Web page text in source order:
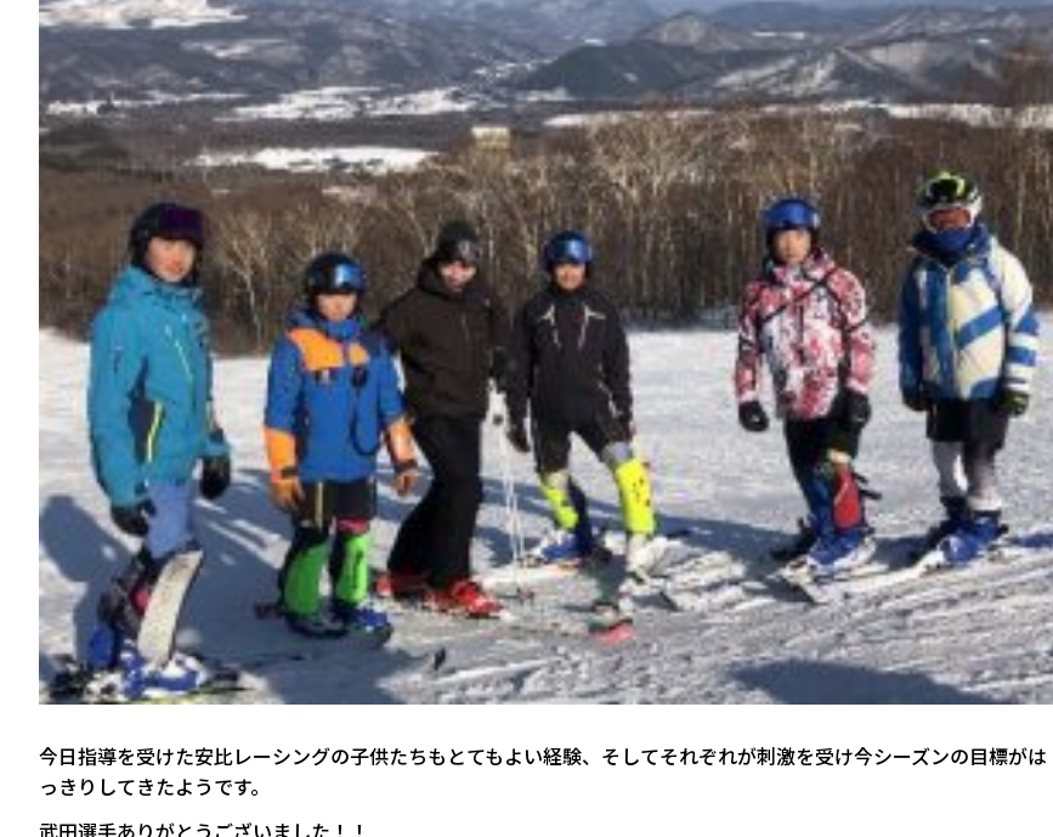
今日指導を受けた安比レーシングの子供たちもとてもよい経験、そしてそれぞれが刺激を受け今シーズンの目標がは
っきりしてきたようです。
武田選手ありがとうございました！！